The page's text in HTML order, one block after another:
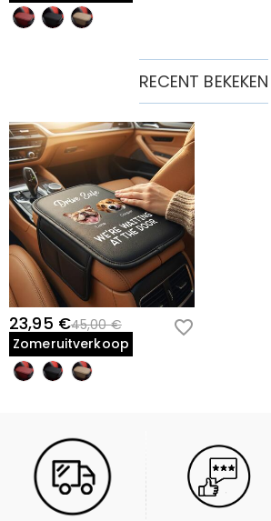
RECENT BEKEKEN
23,95 €45,00 €
Zomeruitverkoop